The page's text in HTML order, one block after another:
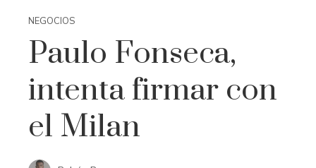
NEGOCIOS
Paulo Fonseca,
intenta firmar con
el Milan